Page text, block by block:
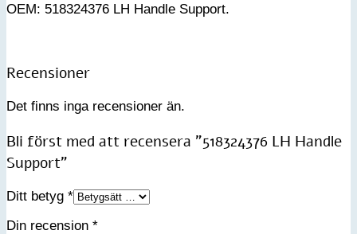
OEM: 518324376 LH Handle Support.
Recensioner
Det finns inga recensioner än.
Bli först med att recensera ”518324376 LH Handle
Support”
Ditt betyg *
Din recension *